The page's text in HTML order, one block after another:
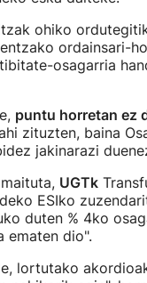
ohiko
ordainsari-
osagarria
puntu horretan ez
zituzten, baina
jakinarazi
UGTk
ESIko
duten % 4ko
ematen dio".
lortutako